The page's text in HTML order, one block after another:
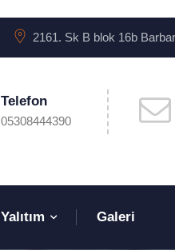
2161. Sk B blok 16b
Telefon
05308444390
Yalıtım Galeri